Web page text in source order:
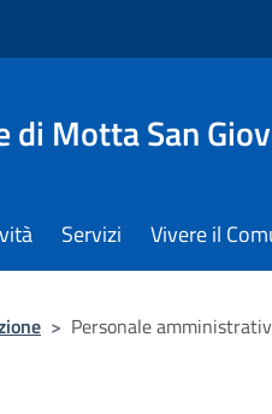
di Motta San
Servizi Vivere il
> Personale